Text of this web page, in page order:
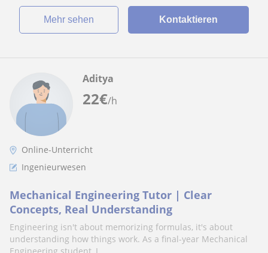
Mehr sehen Kontaktieren
22€/h
Aditya
Online-Unterricht
Ingenieurwesen
Mechanical Engineering Tutor | Clear
Concepts, Real Understanding
Engineering isn't about memorizing formulas, it's about
understanding how things work. As a final-year Mechanical